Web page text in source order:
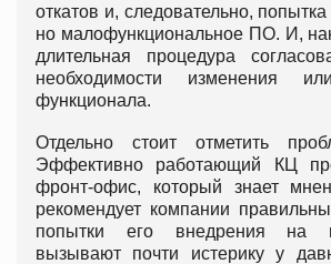
откатов и, следовательно, попытка
но малофункциональное ПО. И,
длительная процедура
необходимости изменения
функционала.
Отдельно стоит отметить
Эффективно работающий КЦ
фронт-офис, который знает
рекомендует компании
попытки его внедрения на
вызывают почти истерику у